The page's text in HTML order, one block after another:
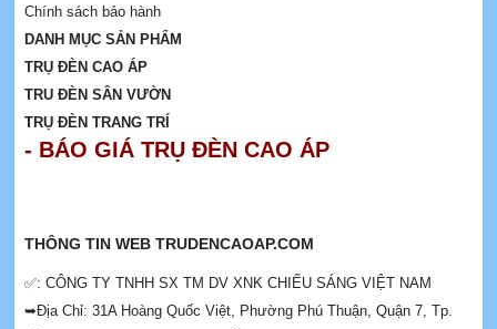
Chính sách bảo hành
DANH MỤC SẢN PHẨM
TRỤ ĐÈN CAO ÁP
TRU ĐÈN SÂN VƯỜN
TRỤ ĐÈN TRANG TRÍ
- BÁO GIÁ TRỤ ĐÈN CAO ÁP
THÔNG TIN WEB TRUDENCAOAP.COM
✅: CÔNG TY TNHH SX TM DV XNK CHIẾU SÁNG VIỆT NAM
➥Địa Chỉ: 31A Hoàng Quốc Việt, Phường Phú Thuận, Quận 7, Tp.